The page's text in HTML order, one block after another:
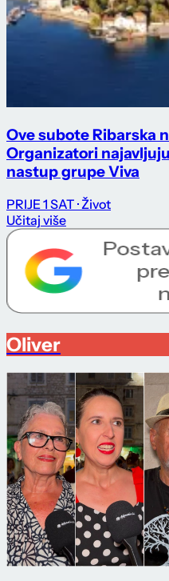
Ove subote Ribarska
Organizatori
nastup grupe Viva
PRIJE 1 SAT · Život
Učitaj više
Oliver